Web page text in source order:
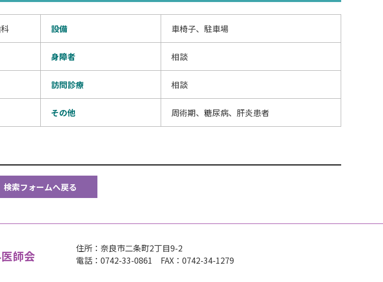
設備 車椅子、駐車場
身障者 相談
訪問診療 相談
その他 周術期、糖尿病、肝炎患者
検索フォームへ戻る
師会
住所：奈良市二条町2丁目9-2
電話：0742-33-0861 FAX：0742-34-1279